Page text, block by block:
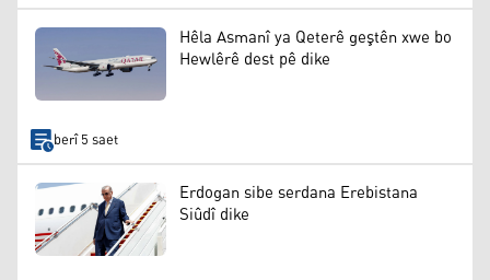
Hêla Asmanî ya Qeterê geştên xwe bo
Hewlêrê dest pê dike
berî 5 saet
Erdogan sibe serdana Erebistana
Siûdî dike